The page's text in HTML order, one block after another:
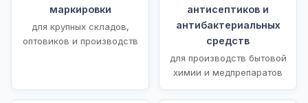
маркировки
для крупных складов,
оптовиков и производств
антисептиков и
антибактериальных
средств
для производств бытовой
химии и медпрепаратов